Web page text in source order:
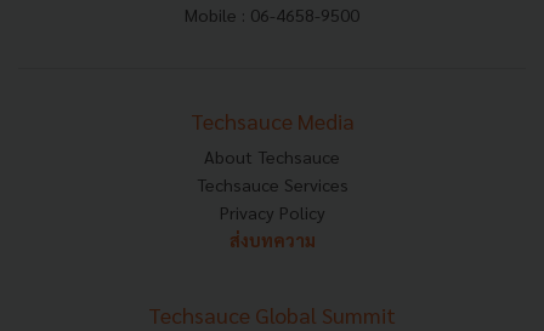
Mobile : 06-4658-9500
Techsauce Media
About Techsauce
Techsauce Services
Privacy Policy
ส่งบทความ
Techsauce Global Summit